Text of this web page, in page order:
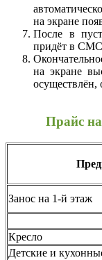
на экране
После в
придёт в
на экране
осуществлён,
Прайс
Занос на 1-й этаж
Кресло
Детские и